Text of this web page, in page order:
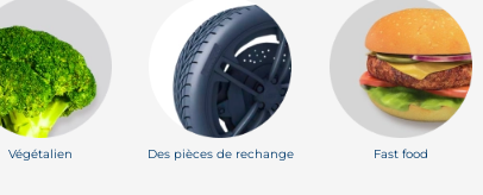
Végétalien Des pièces de rechange Fast food